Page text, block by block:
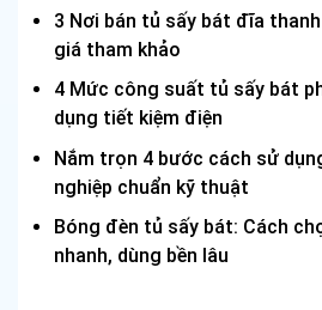
3 Nơi bán tủ sấy bát đĩa
giá tham khảo
4 Mức công suất tủ sấy bát
dụng tiết kiệm điện
Nắm trọn 4 bước cách sử
nghiệp chuẩn kỹ thuật
Bóng đèn tủ sấy bát: Cách
nhanh, dùng bền lâu